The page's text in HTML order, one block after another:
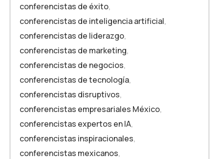
conferencistas de éxito,
conferencistas de inteligencia artificial,
conferencistas de liderazgo,
conferencistas de marketing,
conferencistas de negocios,
conferencistas de tecnología,
conferencistas disruptivos,
conferencistas empresariales México,
conferencistas expertos en IA,
conferencistas inspiracionales,
conferencistas mexicanos,